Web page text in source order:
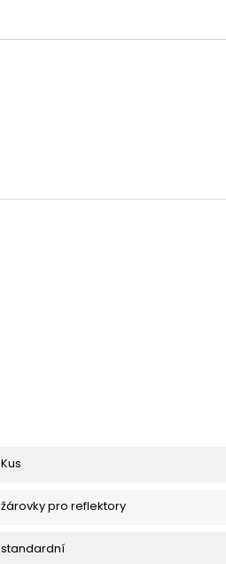
Kus
žárovky pro reflektory
standardní